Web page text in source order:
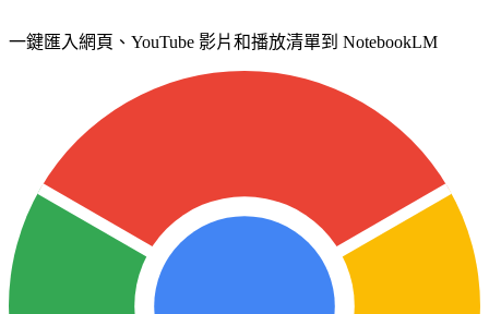
一鍵匯入網頁、YouTube 影片和播放清單到 NotebookLM